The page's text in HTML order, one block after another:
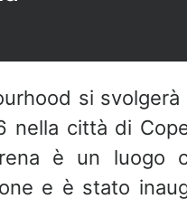
si svolgerà
nella città di
è un luogo
e è stato